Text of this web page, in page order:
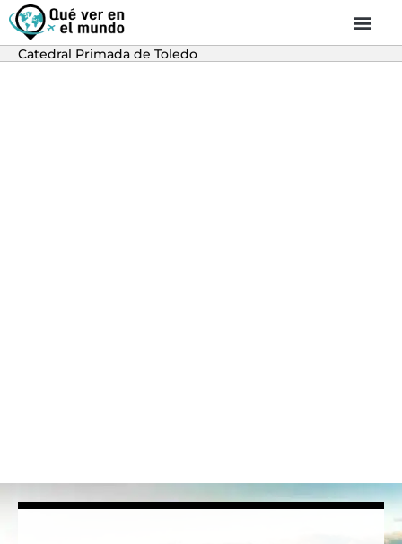
Catedral Primada de Toledo